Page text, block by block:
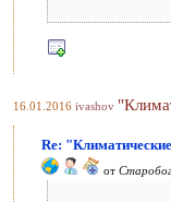
16.01.2016 ivashov
Re:
от